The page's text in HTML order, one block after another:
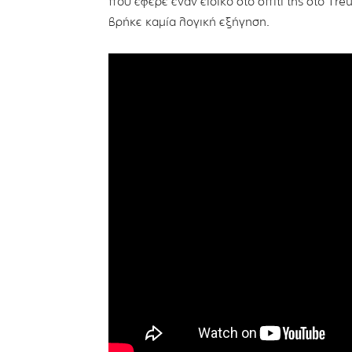
βρήκε καμία λογική εξήγηση.